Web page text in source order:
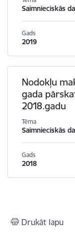
Saimnieciskās
Gads
2019
Nodokļu
gada
2018.gadu
Tēma
Saimnieciskās
Gads
2018
Drukāt lapu